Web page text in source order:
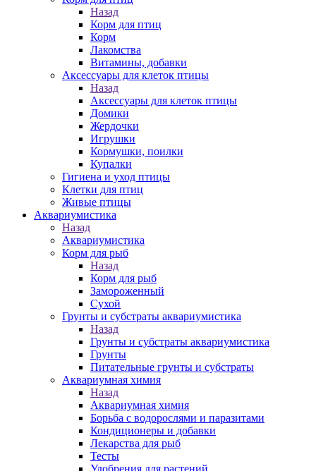
Назад
Корм для птиц
Корм
Лакомства
Витамины, добавки
Аксессуары для клеток птицы
Назад
Аксессуары для клеток птицы
Домики
Жердочки
Игрушки
Кормушки, поилки
Купалки
Гигиена и уход птицы
Клетки для птиц
Живые птицы
Аквариумистика
Назад
Аквариумистика
Корм для рыб
Назад
Корм для рыб
Замороженный
Сухой
Грунты и субстраты аквариумистика
Назад
Грунты и субстраты аквариумистика
Грунты
Питательные грунты и субстраты
Аквариумная химия
Назад
Аквариумная химия
Борьба с водорослями и паразитами
Кондиционеры и добавки
Лекарства для рыб
Тесты
Удобрения для растений